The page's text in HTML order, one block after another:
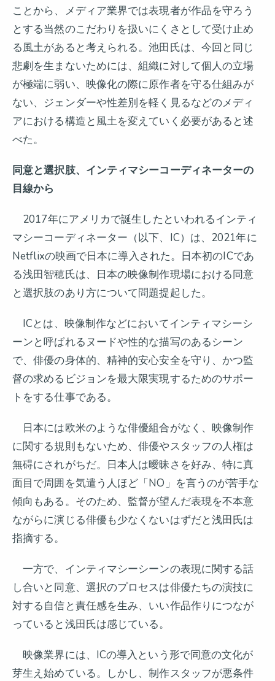
ことから、メディア業界では表現者が作品を守ろう
とする当然のこだわりを扱いにくさとして受け止め
る風土があると考えられる。池田氏は、今回と同じ
悲劇を生まないためには、組織に対して個人の立場
が極端に弱い、映像化の際に原作者を守る仕組みが
ない、ジェンダーや性差別を軽く見るなどのメディ
アにおける構造と風土を変えていく必要があると述
べた。
同意と選択肢、インティマシーコーディネーターの
目線から
2017年にアメリカで誕生したといわれるインティ
マシーコーディネーター（以下、IC）は、2021年に
Netflixの映画で日本に導入された。日本初のICであ
る浅田智穂氏は、日本の映像制作現場における同意
と選択肢のあり方について問題提起した。
ICとは、映像制作などにおいてインティマシーシ
ーンと呼ばれるヌードや性的な描写のあるシーン
で、俳優の身体的、精神的安心安全を守り、かつ監
督の求めるビジョンを最大限実現するためのサポー
トをする仕事である。
日本には欧米のような俳優組合がなく、映像制作
に関する規則もないため、俳優やスタッフの人権は
無碍にされがちだ。日本人は曖昧さを好み、特に真
面目で周囲を気遣う人ほど「NO」を言うのが苦手な
傾向もある。そのため、監督が望んだ表現を不本意
ながらに演じる俳優も少なくないはずだと浅田氏は
指摘する。
一方で、インティマシーシーンの表現に関する話
し合いと同意、選択のプロセスは俳優たちの演技に
対する自信と責任感を生み、いい作品作りにつなが
っていると浅田氏は感じている。
映像業界には、ICの導入という形で同意の文化が
芽生え始めている。しかし、制作スタッフが悪条件